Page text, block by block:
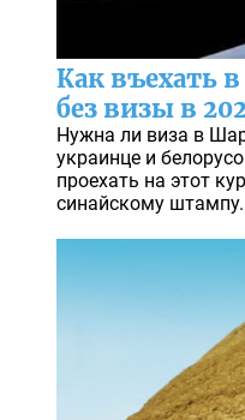
Как въехать
без визы в
Нужна ли виза в
украинце и
проехать на этот
синайскому штампу.